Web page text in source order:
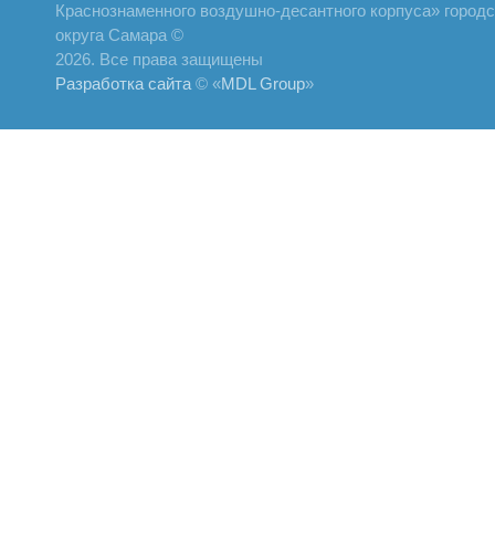
Краснознаменного воздушно-десантного корпуса»
округа Самара ©
2026. Все права защищены
Разработка сайта © «MDL Group»